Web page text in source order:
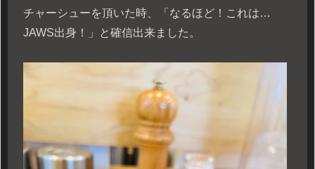
チャーシューを頂いた時、「なるほど！これは…
JAWS出身！」と確信出来ました。